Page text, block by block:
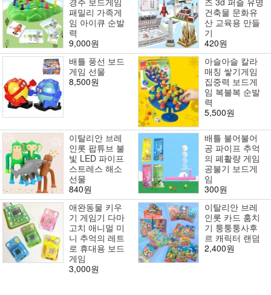
패밀리 가족게
임 아이큐 순발
력
9,000원
건축물 문화유
산 교육용 만들
기
420원
배틀 풍선 보드
게임 선물
8,500원
아슬아슬 칼라
매칭 쌓기게임
집중력 보드게
임 복불복 순발
력
5,500원
이탈리안 브레
인롯 팝튜브 불
빛 LED 파이프
스트레스 해소
선물
840원
배틀 불어불어
공 파이프 추억
의 폐활량 게임
공불기 보드게
임
300원
애완동물 키우
기 게임기 다마
고치 애니멀 미
니 추억의 레트
로 휴대용 보드
게임
3,000원
이탈리안 브레
인롯 카드 훔치
기 퉁퉁퉁사후
르 캐릭터 랜덤
2,400원